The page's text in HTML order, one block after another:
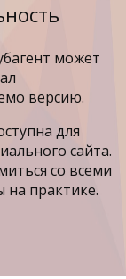
может
версию.
для
сайта.
со всеми
на практике.